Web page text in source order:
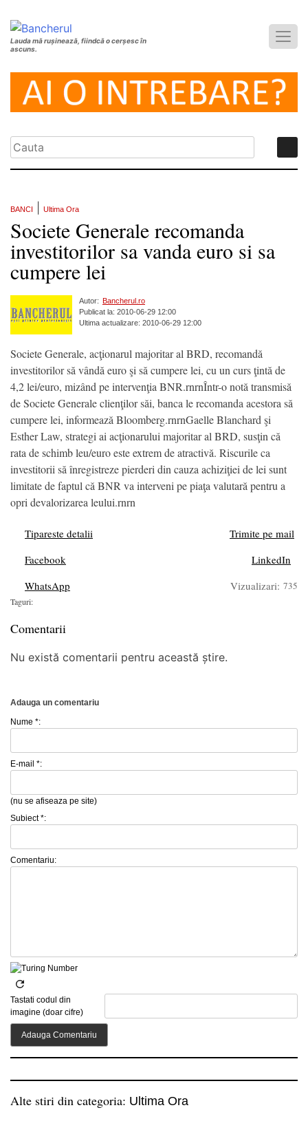
Lauda mă rușinează, fiindcă o cerșesc în
ascuns.
BANCI Ultima Ora
Societe Generale recomanda
investitorilor sa vanda euro si sa
cumpere lei
Autor: Bancherul.ro
Publicat la: 2010-06-29 12:00
Ultima actualizare: 2010-06-29 12:00
Societe Generale, acţionarul majoritar al BRD, recomandă
investitorilor să vândă euro şi să cumpere lei, cu un curs ţintă de
4,2 lei/euro, mizând pe intervenţia BNR.rnrnÎntr-o notă transmisă
de Societe Generale clienţilor săi, banca le recomanda acestora să
cumpere lei, informează Bloomberg.rnrnGaelle Blanchard şi
Esther Law, strategi ai acţionarului majoritar al BRD, susţin că
rata de schimb leu/euro este extrem de atractivă. Riscurile ca
investitorii să înregistreze pierderi din cauza achiziţiei de lei sunt
limitate de faptul că BNR va interveni pe piaţa valutară pentru a
opri devalorizarea leului.rnrn
Tipareste detalii
Trimite pe mail
Facebook
LinkedIn
WhatsApp
Vizualizari: 735
Taguri:
Comentarii
Nu există comentarii pentru această știre.
Adauga un comentariu
Nume *:
E-mail *:
(nu se afiseaza pe site)
Subiect *:
Comentariu:
Tastati codul din
imagine (doar cifre)
Alte stiri din categoria: Ultima Ora